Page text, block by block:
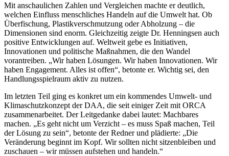
Mit anschaulichen Zahlen und Vergleichen machte er deutlich,
welchen Einfluss menschliches Handeln auf die Umwelt hat. Ob
Überfischung, Plastikverschmutzung oder Abholzung – die
Dimensionen sind enorm. Gleichzeitig zeigte Dr. Henningsen auch
positive Entwicklungen auf. Weltweit gebe es Initiativen,
Innovationen und politische Maßnahmen, die den Wandel
vorantreiben. „Wir haben Lösungen. Wir haben Innovationen. Wir
haben Engagement. Alles ist offen“, betonte er. Wichtig sei, den
Handlungsspielraum aktiv zu nutzen.
Im letzten Teil ging es konkret um ein kommendes Umwelt- und
Klimaschutzkonzept der DAA, die seit einiger Zeit mit ORCA
zusammenarbeitet. Der Leitgedanke dabei lautet: Machbares
machen. „Es geht nicht um Verzicht – es muss Spaß machen, Teil
der Lösung zu sein“, betonte der Redner und plädierte: „Die
Veränderung beginnt im Kopf. Wir sollten nicht sitzenbleiben und
zuschauen – wir müssen aufstehen und handeln.“